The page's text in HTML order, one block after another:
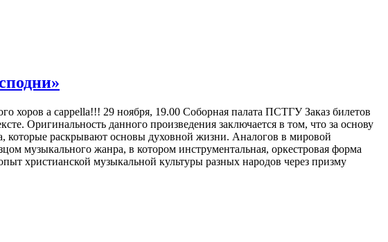
хоров a cappella!!! 29 ноября, 19.00 Соборная палата ПСТГУ Заказ билетов
Оригинальность данного произведения заключается в том, что за основу
которые раскрывают основы духовной жизни. Аналогов в мировой
музыкального жанра, в котором инструментальная, оркестровая форма
христианской музыкальной культуры разных народов через призму